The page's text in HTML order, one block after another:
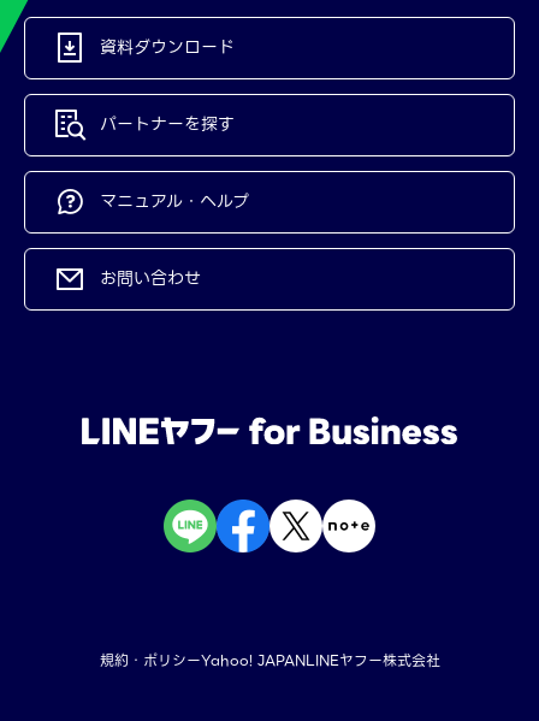
資料ダウンロード
パートナーを探す
マニュアル・ヘルプ
お問い合わせ
規約・ポリシーYahoo! JAPANLINEヤフー株式会社